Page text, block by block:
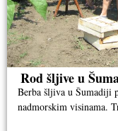
Rod šljive u
Berba šljiva u Šumadiji
nadmorskim visinama.